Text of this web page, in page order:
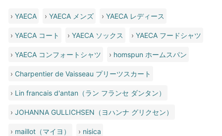
›YAECA ›YAECA メンズ ›YAECA レディース
›YAECA コート ›YAECA ソックス ›YAECA フードシャツ
›YAECA コンフォートシャツ › homspun ホームスパン
› Charpentier de Vaisseau プリーツスカート
› Lin francais d'antan（ラン フランセ ダンタン）
›JOHANNA GULLICHSEN（ヨハンナ グリクセン）
› maillot（マイヨ） › nisica